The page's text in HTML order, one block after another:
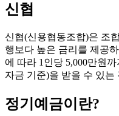
신협
신협(신용협동조합)은 조
행보다 높은 금리를 제공
에 따라 1인당 5,000만원
자금 기준)을 받을 수 있는
정기예금이란?